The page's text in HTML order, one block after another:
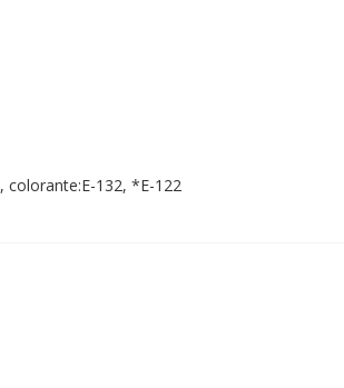
colorante:E-132, *E-122